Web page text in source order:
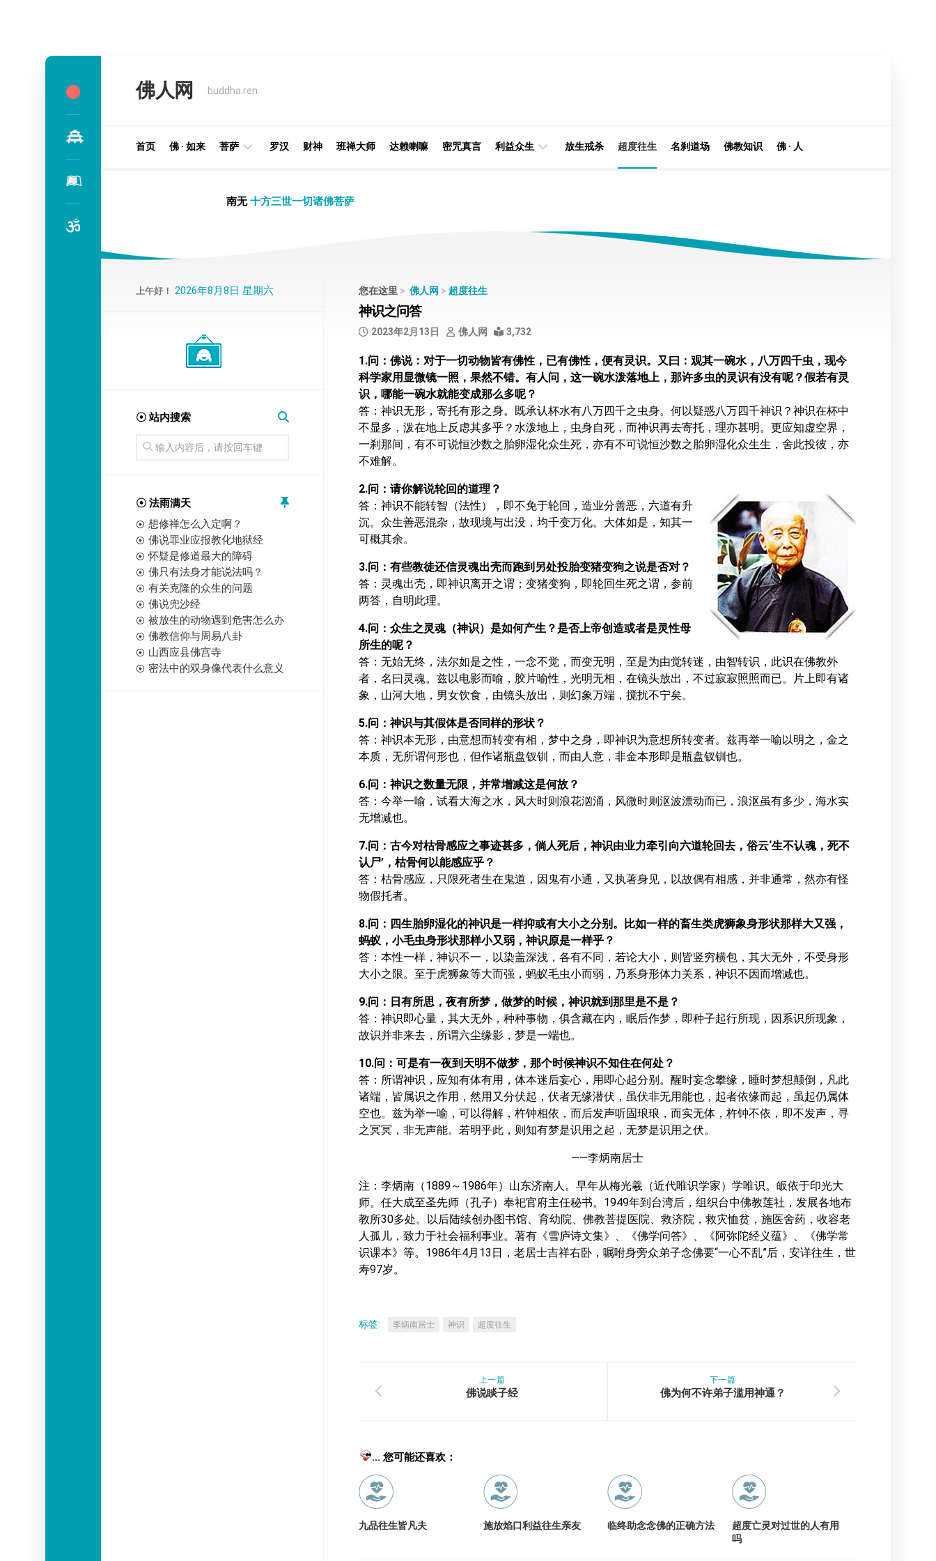
佛人网 buddha.ren
首页 佛 · 如来 菩萨
王
罗汉 财神 班禅大师 达赖喇嘛 密咒真言 利益众生
阿
若
部
华
严
部
经
集
密
部
史
传
放生戒杀 超度往生 名刹道场 佛教知识 佛 · 人
南无十方三世一切诸佛菩萨
您在这里 > 佛人网 > 超度往生
神识之问答
2023年2月13日 佛人网 3,732
1.问：佛说：对于一切动物皆有佛性，已有佛性，便有灵识。又曰：观其一碗水，八万四千虫，现今
科学家用显微镜一照，果然不错。有人问，这一碗水泼落地上，那许多虫的灵识有没有呢？假若有灵
识，哪能一碗水就能变成那么多呢？
答：神识无形，寄托有形之身。既承认杯水有八万四千之虫身。何以疑惑八万四千神识？神识在杯中
不显多，泼在地上反虑其多乎？水泼地上，虫身自死，而神识再去寄托，理亦甚明。更应知虚空界，
一刹那间，有不可说恒沙数之胎卵湿化众生死，亦有不可说恒沙数之胎卵湿化众生生，舍此投彼，亦
不难解。
2.问：请你解说轮回的道理？
答：神识不能转智（法性），即不免于轮回，造业分善恶，六道有升
沉。众生善恶混杂，故现境与出没，均千变万化。大体如是，知其一
可概其余。
3.问：有些教徒还信灵魂出壳而跑到另处投胎变猪变狗之说是否对？
答：灵魂出壳，即神识离开之谓；变猪变狗，即轮回生死之谓，参前
两答，自明此理。
4.问：众生之灵魂（神识）是如何产生？是否上帝创造或者是灵性母
所生的呢？
答：无始无终，法尔如是之性，一念不觉，而变无明，至是为由觉转迷，由智转识，此识在佛教外
者，名曰灵魂。兹以电影而喻，胶片喻性，光明无相，在镜头放出，不过寂寂照照而已。片上即有诸
象，山河大地，男女饮食，由镜头放出，则幻象万端，搅扰不宁矣。
5.问：神识与其假体是否同样的形状？
答：神识本无形，由意想而转变有相，梦中之身，即神识为意想所转变者。兹再举一喻以明之，金之
本质，无所谓何形也，但作诸瓶盘钗钏，而由人意，非金本形即是瓶盘钗钏也。
6.问：神识之数量无限，并常增减这是何故？
答：今举一喻，试看大海之水，风大时则浪花汹涌，风微时则沤波漂动而已，浪沤虽有多少，海水实
无增减也。
7.问：古今对枯骨感应之事迹甚多，倘人死后，神识由业力牵引向六道轮回去，俗云‘生不认魂，死不
认尸’，枯骨何以能感应乎？
答：枯骨感应，只限死者生在鬼道，因鬼有小通，又执著身见，以故偶有相感，并非通常，然亦有怪
物假托者。
8.问：四生胎卵湿化的神识是一样抑或有大小之分别。比如一样的畜生类虎狮象身形状那样大又强，
蚂蚁，小毛虫身形状那样小又弱，神识原是一样乎？
答：本性一样，神识不一，以染盖深浅，各有不同，若论大小，则皆竖穷横包，其大无外，不受身形
大小之限。至于虎狮象等大而强，蚂蚁毛虫小而弱，乃系身形体力关系，神识不因而增减也。
9.问：日有所思，夜有所梦，做梦的时候，神识就到那里是不是？
答：神识即心量，其大无外，种种事物，俱含藏在内，眠后作梦，即种子起行所现，因系识所现象，
故识并非来去，所谓六尘缘影，梦是一端也。
10.问：可是有一夜到天明不做梦，那个时候神识不知住在何处？
答：所谓神识，应知有体有用，体本迷后妄心，用即心起分别。醒时妄念攀缘，睡时梦想颠倒，凡此
诸端，皆属识之作用，然用又分伏起，伏者无缘潜伏，虽伏非无用能也，起者依缘而起，虽起仍属体
空也。兹为举一喻，可以得解，杵钟相依，而后发声听固琅琅，而实无体，杵钟不依，即不发声，寻
之冥冥，非无声能。若明乎此，则知有梦是识用之起，无梦是识用之伏。
——李炳南居士
注：李炳南（1889～1986年）山东济南人。早年从梅光羲（近代唯识学家）学唯识。皈依于印光大
师。任大成至圣先师（孔子）奉祀官府主任秘书。1949年到台湾后，组织台中佛教莲社，发展各地布
教所30多处。以后陆续创办图书馆、育幼院、佛教菩提医院、救济院，救灾恤贫，施医舍药，收容老
人孤儿，致力于社会福利事业。著有《雪庐诗文集》、《佛学问答》、《阿弥陀经义蕴》、《佛学常
识课本》等。1986年4月13日，老居士吉祥右卧，嘱咐身旁众弟子念佛要“一心不乱”后，安详往生，世
寿97岁。
标签: 李炳南居士 神识 超度往生
下一篇
佛为何不许弟子滥用神通？
上一篇
佛说睒子经
... 您可能还喜欢：
九品往生皆凡夫 施放焰口利益往生亲友 临终助念念佛的正确方法
超度亡灵对过世的人有用
吗
上午好！ 2026年8月8日 星期六
☉ 站内搜索
☉ 法雨满天
想修禅怎么入定啊？
佛说罪业应报教化地狱经
怀疑是修道最大的障碍
佛只有法身才能说法吗？
有关克隆的众生的问题
佛说兜沙经
被放生的动物遇到危害怎么办
佛教信仰与周易八卦
山西应县佛宫寺
密法中的双身像代表什么意义